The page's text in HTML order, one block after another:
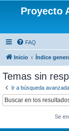
Proyecto
FAQ
Inicio Índice
Temas sin
Ir a búsqueda avanzada
Se